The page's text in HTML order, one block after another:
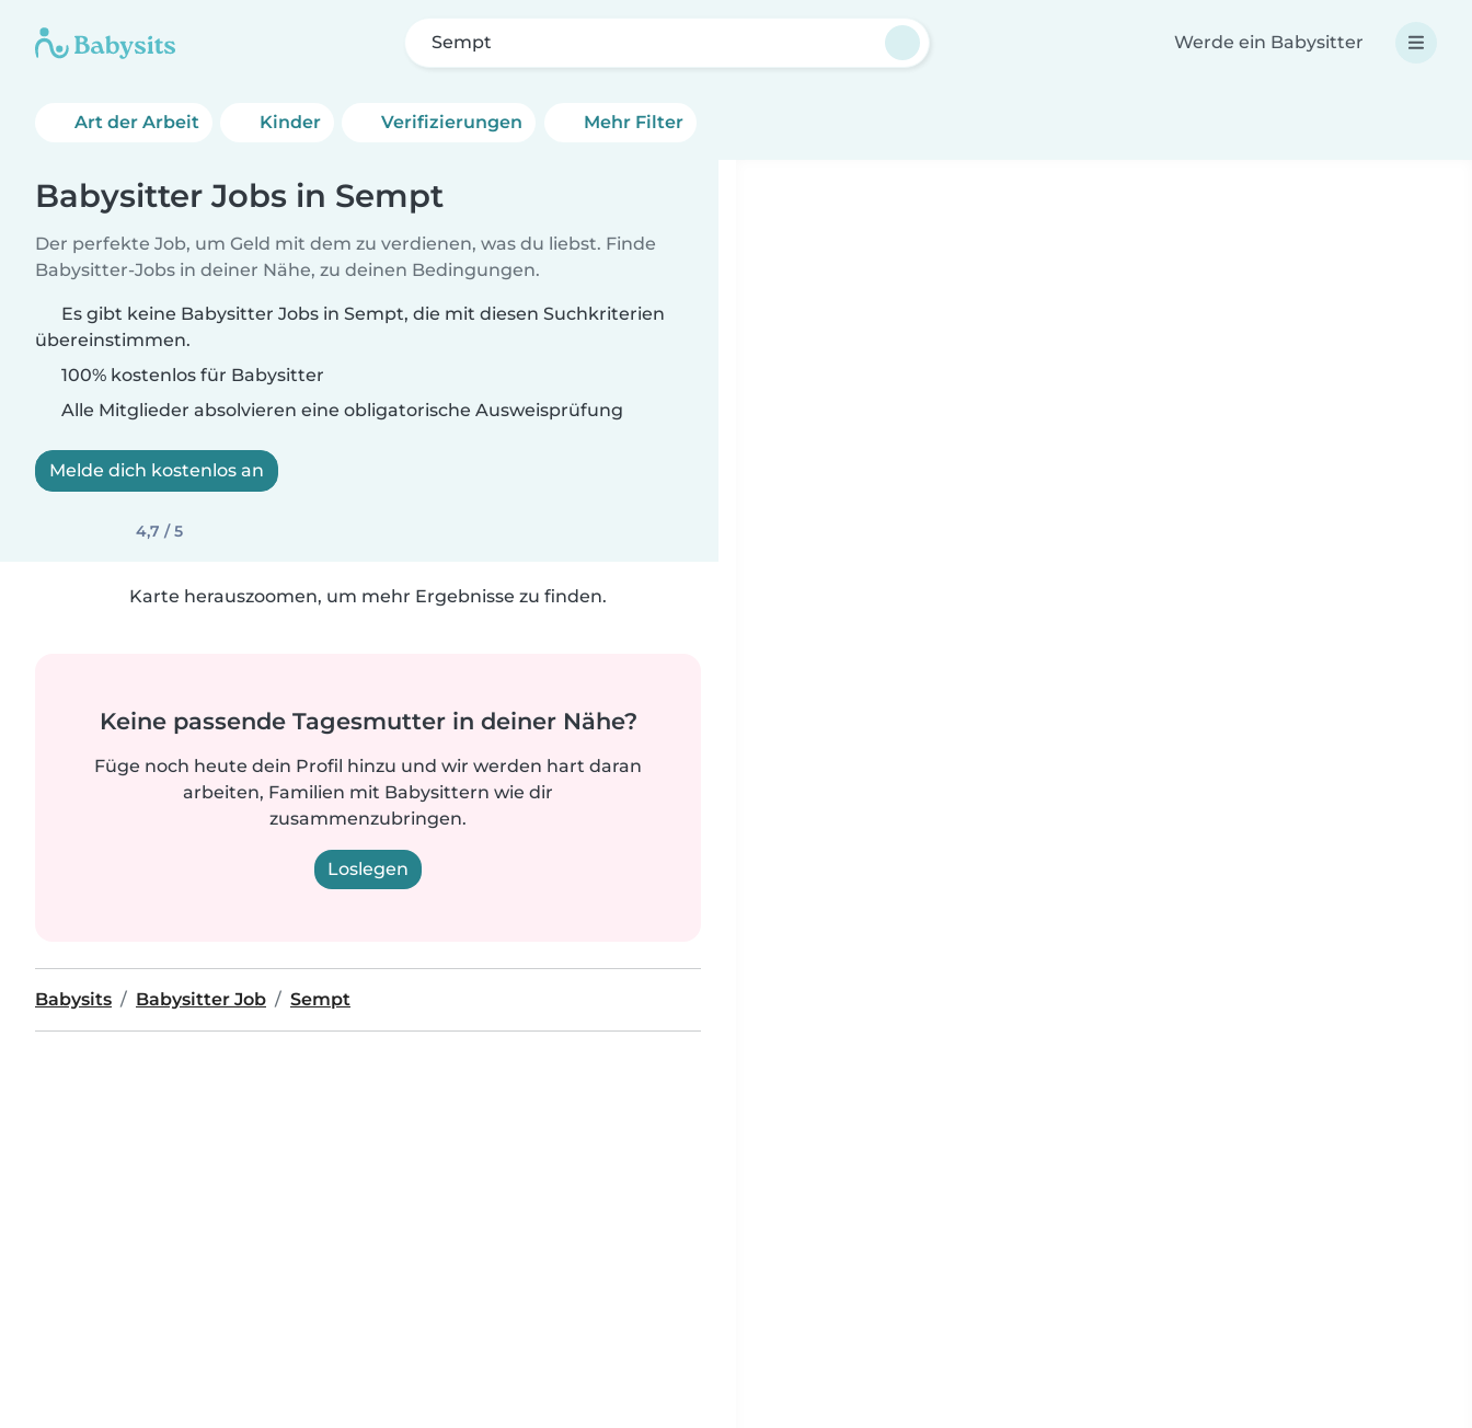
Sempt Werde ein Babysitter
Art der Arbeit Kinder Verifizierungen Mehr Filter
Babysitter Jobs in Sempt
Der perfekte Job, um Geld mit dem zu verdienen, was du liebst. Finde
Babysitter-Jobs in deiner Nähe, zu deinen Bedingungen.
Es gibt keine Babysitter Jobs in Sempt, die mit diesen Suchkriterien
übereinstimmen.
100% kostenlos für Babysitter
Alle Mitglieder absolvieren eine obligatorische Ausweisprüfung
Melde dich kostenlos an
4,7 / 5
Karte herauszoomen, um mehr Ergebnisse zu finden.
Keine passende Tagesmutter in deiner Nähe?
Füge noch heute dein Profil hinzu und wir werden hart daran
arbeiten, Familien mit Babysittern wie dir
zusammenzubringen.
Loslegen
Babysits Babysitter Job Sempt